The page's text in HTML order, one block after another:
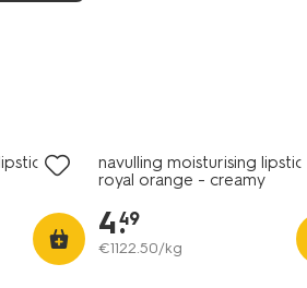
62
navulling moisturising
royal orange - creamy
4.
49
€1122.50/kg